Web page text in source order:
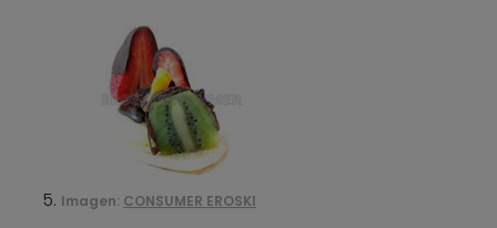
Imagen: CONSUMER EROSKI